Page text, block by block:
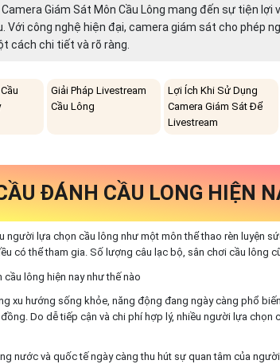
Giám Sát Môn Cầu Lông mang đến sự tiện lợi
Với công nghệ hiện đại, camera giám sát cho phép
cách chi tiết và rõ ràng.
Giải Pháp Livestream
Cầu Lông
Lợi Ích Khi Sử Dụng
Camera Giám Sát Để
Livestream
ĐÁNH CẦU LONG HIỆN
người lựa chọn cầu lông như một môn thể thao rèn luyện
có thể tham gia. Số lượng câu lạc bộ, sân chơi cầu lông
xu hướng sống khỏe, năng động đang ngày càng phổ
Do dễ tiếp cận và chi phí hợp lý, nhiều người lựa
nước và quốc tế ngày càng thu hút sự quan tâm của